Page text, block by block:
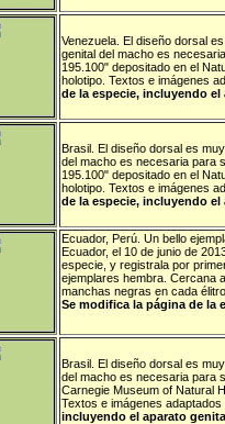
Venezuela. El diseño dorsal
genital del macho es
195.100" depositado en el
holotipo. Textos e imágenes
de la especie, incluyendo
Brasil. El diseño dorsal es
del macho es necesaria para
195.100" depositado en el
holotipo. Textos e imágenes
de la especie, incluyendo
Ecuador, Perú. Un bello
Ecuador, el 10 de junio de
especie, y registrala por
ejemplares hembra. Cercana
manchas negras en cada
Se modifica la página de la
Brasil. El diseño dorsal es
del macho es necesaria para
Carnegie Museum of Natural
Textos e imágenes
incluyendo el aparato